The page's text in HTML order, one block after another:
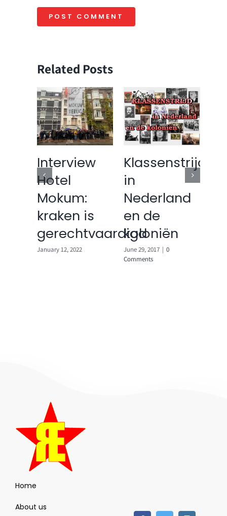
Related Posts
Interview
Hotel
Mokum:
kraken is
gerechtvaardigd
January 12, 2022
Klassenstrijd
in
Nederland
en de
koloniën
June 29, 2017 | 0
Comments
Home
About us